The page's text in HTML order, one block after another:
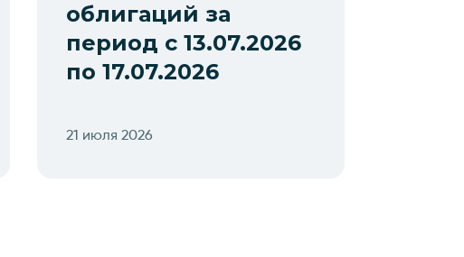
облигаций за
период с 13.07.2026
по 17.07.2026
21 июля 2026